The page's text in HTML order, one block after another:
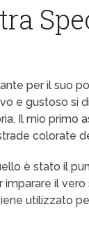
per il suo
e gustoso si
Il mio primo
colorate
è stato il
il vero
utilizzato